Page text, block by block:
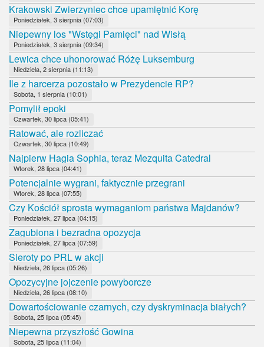
Krakowski Zwierzyniec chce upamiętnić Korę
Poniedziałek, 3 sierpnia (07:03)
Niepewny los "Wstęgi Pamięci" nad Wisłą
Poniedziałek, 3 sierpnia (09:34)
Lewica chce uhonorować Różę Luksemburg
Niedziela, 2 sierpnia (11:13)
Ile z harcerza pozostało w Prezydencie RP?
Sobota, 1 sierpnia (10:01)
Pomylił epoki
Czwartek, 30 lipca (05:41)
Ratować, ale rozliczać
Czwartek, 30 lipca (10:49)
Najpierw Hagia Sophia, teraz Mezquita Catedral
Wtorek, 28 lipca (04:41)
Potencjalnie wygrani, faktycznie przegrani
Wtorek, 28 lipca (07:55)
Czy Kościół sprosta wymaganiom państwa Majdanów?
Poniedziałek, 27 lipca (04:15)
Zagubiona i bezradna opozycja
Poniedziałek, 27 lipca (07:59)
Sieroty po PRL w akcji
Niedziela, 26 lipca (05:26)
Opozycyjne jojczenie powyborcze
Niedziela, 26 lipca (08:10)
Dowartościowanie czarnych, czy dyskryminacja białych?
Sobota, 25 lipca (05:45)
Niepewna przyszłość Gowina
Sobota, 25 lipca (11:04)